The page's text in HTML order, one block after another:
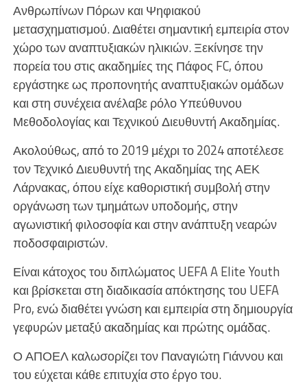
Ανθρωπίνων Πόρων και Ψηφιακού
μετασχηματισμού. Διαθέτει σημαντική εμπειρία στον
χώρο των αναπτυξιακών ηλικιών. Ξεκίνησε την
πορεία του στις ακαδημίες της Πάφος FC, όπου
εργάστηκε ως προπονητής αναπτυξιακών ομάδων
και στη συνέχεια ανέλαβε ρόλο Υπεύθυνου
Μεθοδολογίας και Τεχνικού Διευθυντή Ακαδημίας.
Ακολούθως, από το 2019 μέχρι το 2024 αποτέλεσε
τον Τεχνικό Διευθυντή της Ακαδημίας της ΑΕΚ
Λάρνακας, όπου είχε καθοριστική συμβολή στην
οργάνωση των τμημάτων υποδομής, στην
αγωνιστική φιλοσοφία και στην ανάπτυξη νεαρών
ποδοσφαιριστών.
Είναι κάτοχος του διπλώματος UEFA A Elite Youth
και βρίσκεται στη διαδικασία απόκτησης του UEFA
Pro, ενώ διαθέτει γνώση και εμπειρία στη δημιουργία
γεφυρών μεταξύ ακαδημίας και πρώτης ομάδας.
Ο ΑΠΟΕΛ καλωσορίζει τον Παναγιώτη Γιάννου και
του εύχεται κάθε επιτυχία στο έργο του.